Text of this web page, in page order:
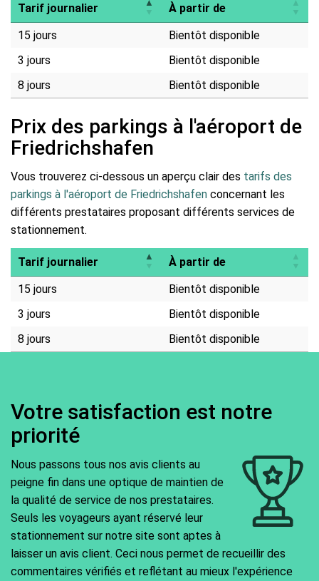
Tarif journalier
À partir de
15 jours
Bientôt disponible
3 jours
Bientôt disponible
8 jours
Bientôt disponible
Prix des parkings à l'aéroport de
Friedrichshafen
Vous trouverez ci-dessous un aperçu clair des tarifs des
parkings à l'aéroport de Friedrichshafen concernant les
différents prestataires proposant différents services de
stationnement.
Tarif journalier
À partir de
15 jours
Bientôt disponible
3 jours
Bientôt disponible
8 jours
Bientôt disponible
Votre satisfaction est notre
priorité
Nous passons tous nos avis clients au
peigne fin dans une optique de maintien de
la qualité de service de nos prestataires.
Seuls les voyageurs ayant réservé leur
stationnement sur notre site sont aptes à
laisser un avis client. Ceci nous permet de recueillir des
commentaires vérifiés et reflétant au mieux l'expérience